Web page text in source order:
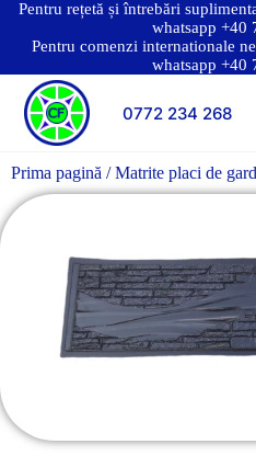
Pentru rețetă și întrebări
whatsapp +40
Pentru comenzi internationale
whatsapp +40
0772 234 268
Prima pagină /Matrite placi de gard